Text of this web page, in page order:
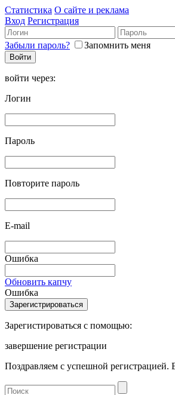
Статистика О сайте и реклама
Вход Регистрация
Забыли пароль? Запомнить меня
войти через:
Логин
Пароль
Повторите пароль
E-mail
Ошибка
Обновить капчу
Ошибка
Зарегистироваться с помощью:
завершение регистрации
Поздравляем с успешной регистрацией.